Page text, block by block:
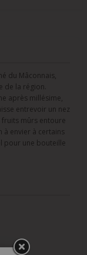
du Mâconnais,
de la région.
après millésime,
entrevoir un nez
fruits mûrs entoure
à envier à certains
pour une bouteille